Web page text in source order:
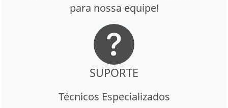
para nossa equipe!
SUPORTE
Técnicos Especializados